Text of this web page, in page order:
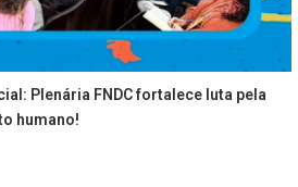
Plenária FNDC fortalece luta pela
humano!